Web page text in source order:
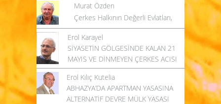
Murat Özden
Çerkes Halkının Değerli Evlatları,
Erol Karayel
SİYASETİN GÖLGESİNDE KALAN 21
MAYIS VE DİNMEYEN ÇERKES ACISI
Erol Kılıç Kutelia
ABHAZYA’DA APARTMAN YASASINA
ALTERNATİF DEVRE MÜLK YASASI